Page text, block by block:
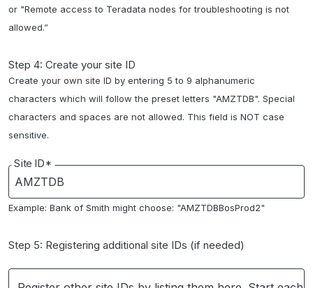
or "Remote access to Teradata nodes for troubleshooting is not
allowed.”
Step 4: Create your site ID
Create your own site ID by entering 5 to 9 alphanumeric
characters which will follow the preset letters "AMZTDB". Special
characters and spaces are not allowed. This field is NOT case
sensitive.
Site ID*
Example: Bank of Smith might choose: "AMZTDBBosProd2"
Step 5: Registering additional site IDs (if needed)